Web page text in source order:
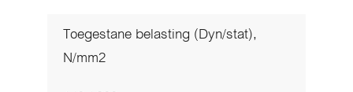
Toegestane belasting (Dyn/stat),
N/mm2